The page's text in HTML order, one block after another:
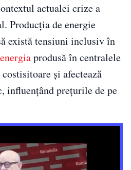
actualei crize a
Producția de energie
există tensiuni inclusiv în
energiaprodusă în centralele
și afectează
influențând prețurile de pe